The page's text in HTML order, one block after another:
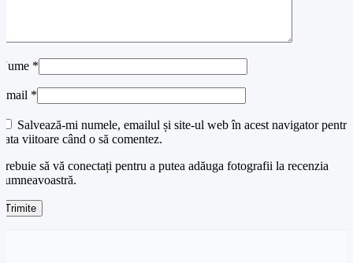
*
*
Salvează-mi numele, emailul și site-ul web în acest navigator pentru
viitoare când o să comentez.
să vă conectați pentru a putea adăuga fotografii la recenzia